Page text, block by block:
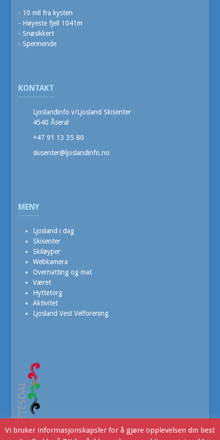
- 10 mil fra kysten
- Høyeste fjell 1041m
- Snøsikkert
- Spennende
KONTAKT
Ljoslandinfo v/Ljosland Skisenter
4540 Åseral
+47 91 13 35 80
skisenter@ljoslandinfo.no
MENY
Ljosland i dag
Skisenter
Skiløyper
Webkamera
Overnatting og mat
Været
Hyttetorg
Aktivitet
Ljosland Vest Velforening
Vi bruker informasjonskapsler for å gjøre opplevelsen din best